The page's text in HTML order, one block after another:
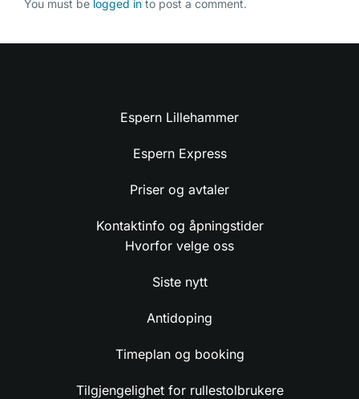
You must be logged in to post a comment.
Espern Lillehammer
Espern Express
Priser og avtaler
Kontaktinfo og åpningstider
Hvorfor velge oss
Siste nytt
Antidoping
Timeplan og booking
Tilgjengelighet for rullestolbrukere